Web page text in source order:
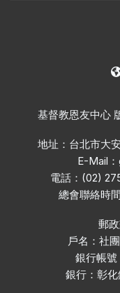
基督教恩友中心
地址：台北市大
E-Mail：
電話：(02)
總會聯絡時
郵
戶名：社
銀行帳號
銀行：彰